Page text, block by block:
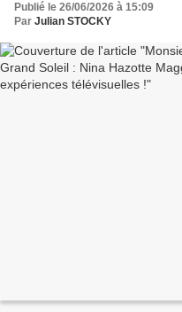
Publié le 26/06/2026 à 15:09
Par Julian STOCKY